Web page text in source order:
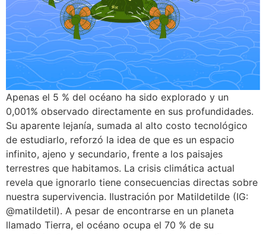
Apenas el 5 % del océano ha sido explorado y un
0,001% observado directamente en sus profundidades.
Su aparente lejanía, sumada al alto costo tecnológico
de estudiarlo, reforzó la idea de que es un espacio
infinito, ajeno y secundario, frente a los paisajes
terrestres que habitamos. La crisis climática actual
revela que ignorarlo tiene consecuencias directas sobre
nuestra supervivencia. Ilustración por Matildetilde (IG:
@matildetil). A pesar de encontrarse en un planeta
llamado Tierra, el océano ocupa el 70 % de su